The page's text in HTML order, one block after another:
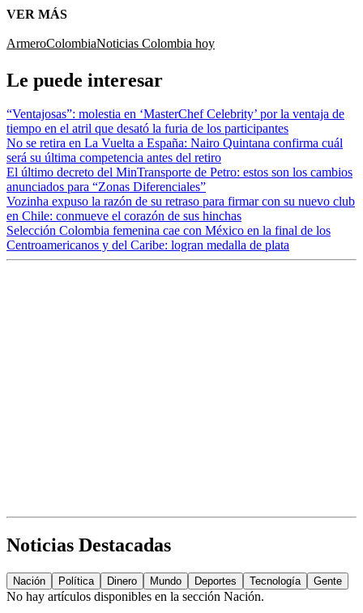
VER MÁS
ArmeroColombiaNoticias Colombia hoy
Le puede interesar
“Ventajosas”: molestia en ‘MasterChef Celebrity’ por la ventaja de
tiempo en el atril que desató la furia de los participantes
No se retira en La Vuelta a España: Nairo Quintana confirma cuál
será su última competencia antes del retiro
El último decreto del MinTransporte de Petro: estos son los cambios
anunciados para “Zonas Diferenciales”
Vozinha expuso la razón de su retraso para firmar con su nuevo club
en Chile: conmueve el corazón de sus hinchas
Selección Colombia femenina cae con México en la final de los
Centroamericanos y del Caribe: logran medalla de plata
Noticias Destacadas
Nación Política Dinero Mundo Deportes Tecnología Gente
No hay artículos disponibles en la sección Nación.